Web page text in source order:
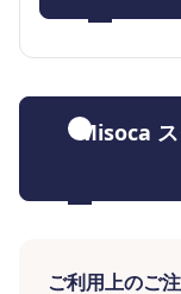
Misoca ス
ご利用上のご